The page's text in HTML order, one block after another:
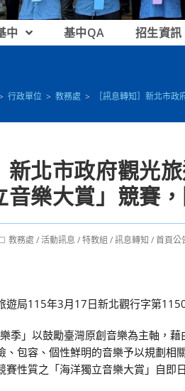
中 基中QA 招生資訊
行政單位 > 教務處 > ［訊息轉知］新北市
新北市政府觀光
音樂大賞」競賽
教務處 /活動訊息 /特教組 /訊息轉知 /首頁公
遊局115年3月17日新北觀行字第
季」以鼓勵臺灣原創音樂為主軸，
、包容、個性鮮明的音樂予以規劃
賽性質之「海洋獨立音樂大賞」自